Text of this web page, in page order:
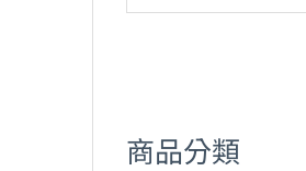
商品分類